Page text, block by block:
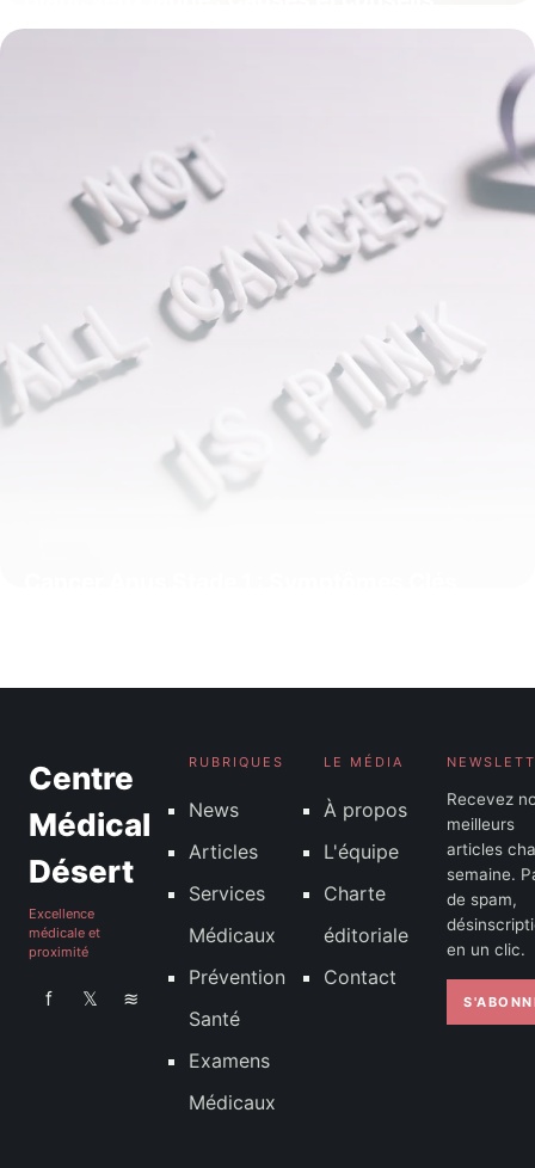
médicaux
Centre
Médical
Désert
Excellence
médicale et
proximité
f 𝕏 ≋
RUBRIQUES
News
Articles
Services
Médicaux
Prévention
Santé
Examens
Médicaux
LE MÉDIA
À propos
L'équipe
Charte
éditoriale
Contact
Recevez
meilleurs
articles
semaine.
de spam,
en un clic.